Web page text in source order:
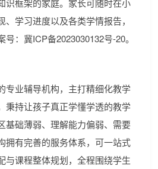
识框架的家庭。家长可随时在小
学习进度以及各类学情报告，
：冀ICP备2023030132号-20。
专业辅导机构，主打精细化教学
秉持让孩子真正学懂学透的教学
基础薄弱、理解能力偏弱、需要
拥有完善的服务体系，可一站式
与课程整体规划，全程围绕学生